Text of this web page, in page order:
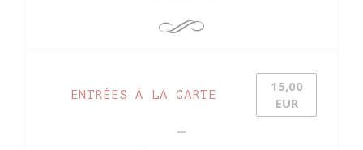
ENTRÉES À LA CARTE
15,00
EUR